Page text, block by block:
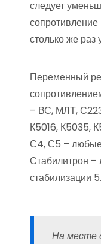
следует
сопротивление
столько же раз
Переменный
– ВС, МЛТ,
К5016, К5035,
С4, С5 –
Стабилитрон
стабилизации
На месте